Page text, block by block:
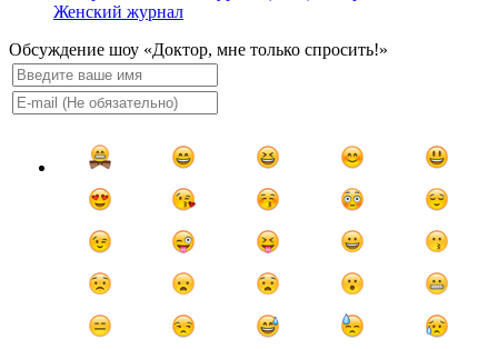
Женский журнал
Обсуждение шоу «Доктор, мне только спросить!»